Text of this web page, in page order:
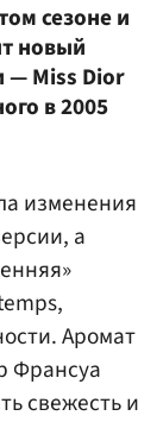
сезоне и
новый
— Miss Dior
в 2005
изменения
а
Аромат
Франсуа
свежесть и